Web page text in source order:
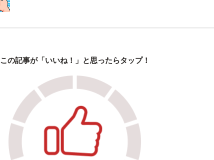
この記事が「いいね！」と思ったらタップ！